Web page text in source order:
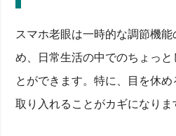
スマホ老眼は一時的な調節機
め、日常生活の中でのちょっと
とができます。特に、目を休
取り入れることがカギになりま